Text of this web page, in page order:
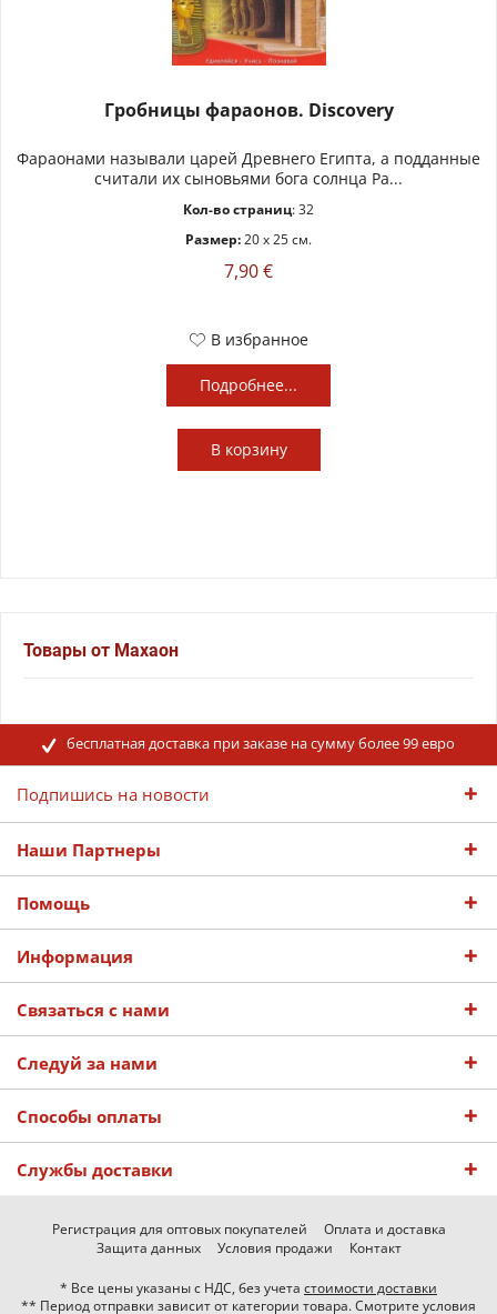
Гробницы фараонов. Discovery
Фараонами называли царей Древнего Египта, а подданные
считали их сыновьями бога солнца Ра...
Кол-во страниц: 32
Размер:20 x 25 см.
7,90 €
В избранное
Подробнее...
В корзину
Товары от Маxаон
бесплатная доставка при заказе на сумму более 99 евро
Подпишись на новости
Наши Партнеры
Помощь
Информация
Связаться с нами
Следуй за нами
Способы оплаты
Службы доставки
Регистрация для оптовых покупателей
Оплата и доставка
Защита данных
Условия продажи Контакт
* Все цены указаны с НДС, без учета стоимости доставки
** Период отправки зависит от категории товара. Смотрите условия